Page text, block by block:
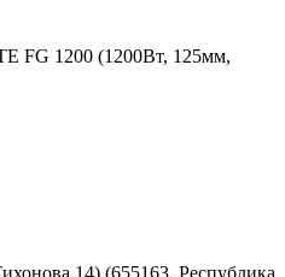
FG 1200 (1200Вт, 125мм,